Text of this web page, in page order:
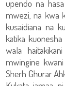
upendo na
mwezi, na kwa
kusaidiana na
katika
wala
mwingine
Sherh Ghurar